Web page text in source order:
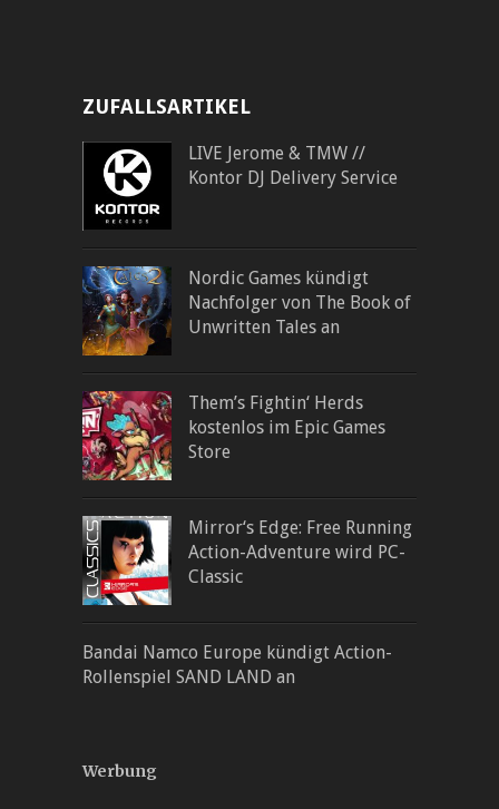
ZUFALLSARTIKEL
LIVE Jerome & TMW //
Kontor DJ Delivery Service
Nordic Games kündigt
Nachfolger von The Book of
Unwritten Tales an
Them’s Fightin‘ Herds
kostenlos im Epic Games
Store
Mirror‘s Edge: Free Running
Action-Adventure wird PC-
Classic
Bandai Namco Europe kündigt Action-
Rollenspiel SAND LAND an
Werbung